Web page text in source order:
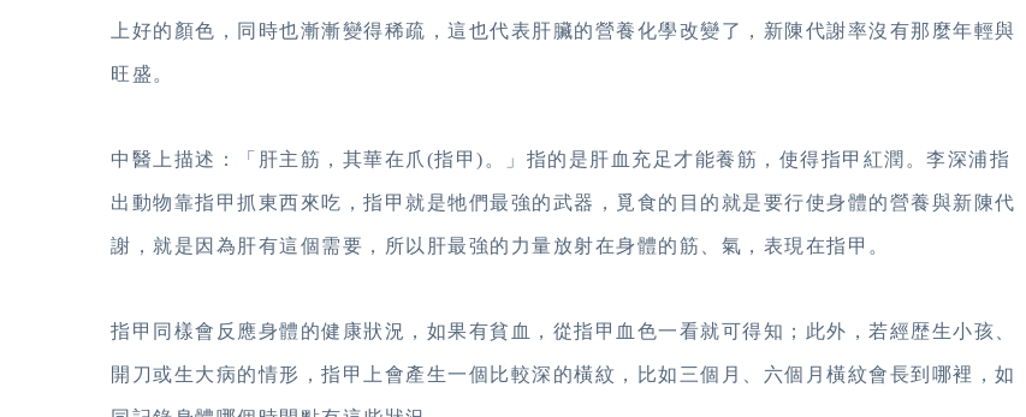
上好的顏色，同時也漸漸變得稀疏，這也代表肝臟的營養化學改變了，新陳代謝率沒有那麼年輕與
旺盛。
中醫上描述：「肝主筋，其華在爪(指甲)。」指的是肝血充足才能養筋，使得指甲紅潤。李深浦指
出動物靠指甲抓東西來吃，指甲就是牠們最強的武器，覓食的目的就是要行使身體的營養與新陳代
謝，就是因為肝有這個需要，所以肝最強的力量放射在身體的筋、氣，表現在指甲。
指甲同樣會反應身體的健康狀況，如果有貧血，從指甲血色一看就可得知；此外，若經歴生小孩、
開刀或生大病的情形，指甲上會產生一個比較深的橫紋，比如三個月、六個月橫紋會長到哪裡，如